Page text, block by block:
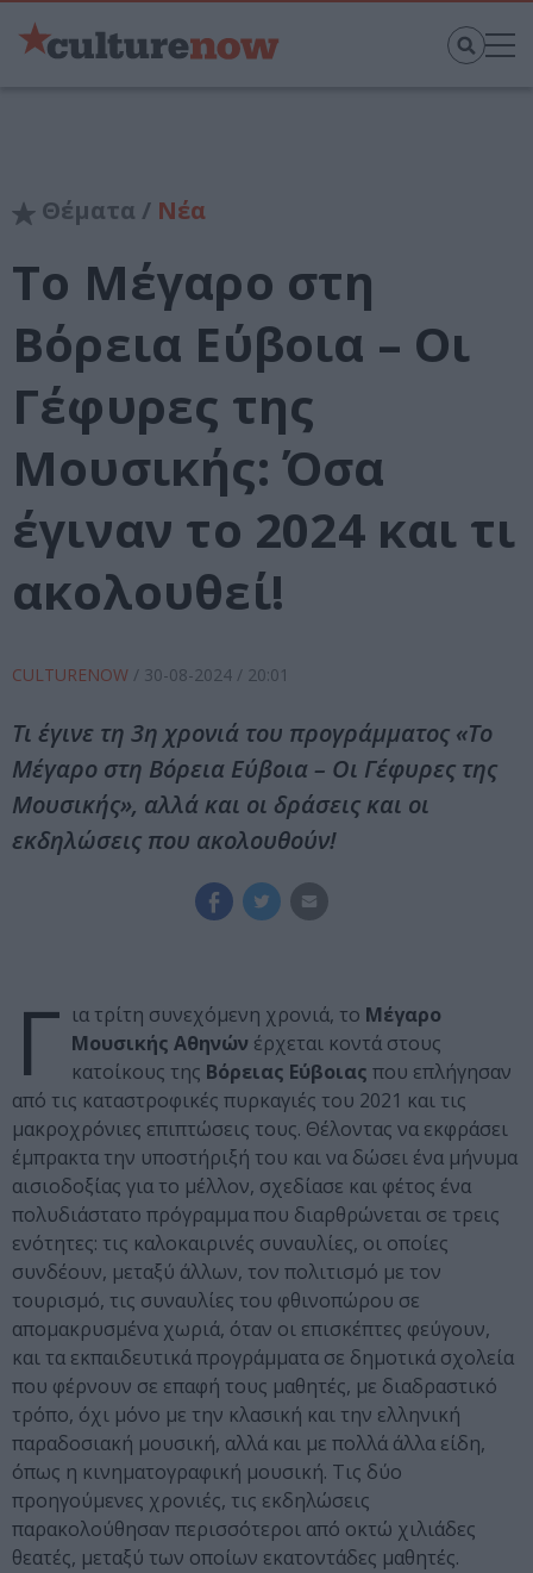
Θέματα / Νέα
Το Μέγαρο στη
Βόρεια Εύβοια – Οι
Γέφυρες της
Μουσικής: Όσα
έγιναν το 2024 και τι
ακολουθεί!
CULTURENOW / 30-08-2024 / 20:01
Τι έγινε τη 3η χρονιά του προγράμματος «Το
Μέγαρο στη Βόρεια Εύβοια – Οι Γέφυρες της
Μουσικής», αλλά και οι δράσεις και οι
εκδηλώσεις που ακολουθούν!
Γ ια τρίτη συνεχόμενη χρονιά, το Μέγαρο
Μουσικής Αθηνών έρχεται κοντά στους
κατοίκους της Βόρειας Εύβοιας που επλήγησαν
από τις καταστροφικές πυρκαγιές του 2021 και τις
μακροχρόνιες επιπτώσεις τους. Θέλοντας να εκφράσει
έμπρακτα την υποστήριξή του και να δώσει ένα μήνυμα
αισιοδοξίας για το μέλλον, σχεδίασε και φέτος ένα
πολυδιάστατο πρόγραμμα που διαρθρώνεται σε τρεις
ενότητες: τις καλοκαιρινές συναυλίες, οι οποίες
συνδέουν, μεταξύ άλλων, τον πολιτισμό με τον
τουρισμό, τις συναυλίες του φθινοπώρου σε
απομακρυσμένα χωριά, όταν οι επισκέπτες φεύγουν,
και τα εκπαιδευτικά προγράμματα σε δημοτικά σχολεία
που φέρνουν σε επαφή τους μαθητές, με διαδραστικό
τρόπο, όχι μόνο με την κλασική και την ελληνική
παραδοσιακή μουσική, αλλά και με πολλά άλλα είδη,
όπως η κινηματογραφική μουσική. Τις δύο
προηγούμενες χρονιές, τις εκδηλώσεις
παρακολούθησαν περισσότεροι από οκτώ χιλιάδες
θεατές, μεταξύ των οποίων εκατοντάδες μαθητές.